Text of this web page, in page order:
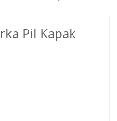
Pil Kapak